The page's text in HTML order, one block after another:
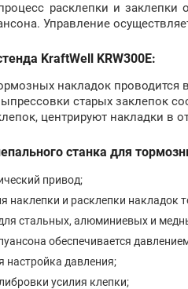
расклепки и заклепки
Управление
KraftWell KRW300Е:
накладок
старых заклепок
центрируют накладки в
станка для
привод;
наклепки и расклепки накладок
стальных, алюминиевых и
обеспечивается
настройка давления;
усилия клепки;